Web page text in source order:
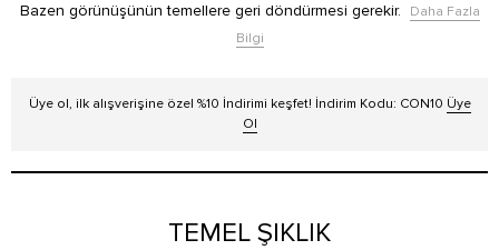
Bazen görünüşünün temellere geri döndürmesi gerekir.
Daha Fazla
Bilgi
Üye ol, ilk alışverişine özel %10 İndirimi keşfet! İndirim Kodu: CON10 Üye
Ol
TEMEL ŞIKLIK